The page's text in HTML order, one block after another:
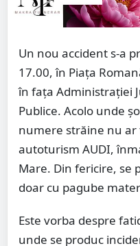
Un nou accident s-a
17.00, în Piața
în fața Administrației
Publice. Acolo unde
numere străine nu
autoturism AUDI,
Mare. Din fericire, se
doar cu pagube
Este vorba despre
unde se produc